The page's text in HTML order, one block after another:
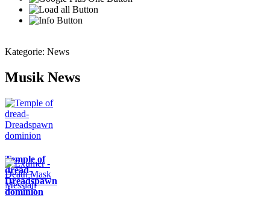
Kategorie: News
Musik News
Temple of
dread-
Dreadspawn
dominion